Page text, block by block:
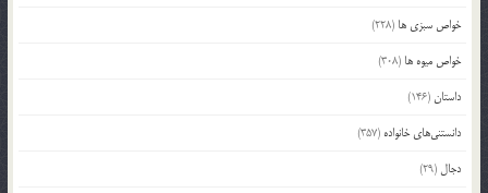
خواص سبزی ها (228)
خواص میوه ها (308)
داستان(146)
دانستنی‌های خانواده (357)
دجال (29)